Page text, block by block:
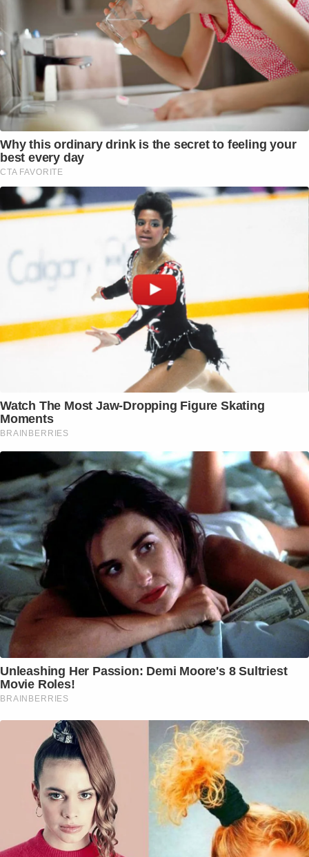
Why this ordinary drink is the secret to feeling your
best every day
CTA FAVORITE
Watch The Most Jaw‑Dropping Figure Skating
Moments
BRAINBERRIES
Unleashing Her Passion: Demi Moore's 8 Sultriest
Movie Roles!
BRAINBERRIES